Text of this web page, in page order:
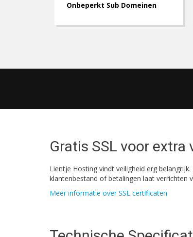
Onbeperkt Sub Domeinen
Gratis SSL voor extra
Lientje Hosting vindt veiligheid erg
klantenbestand of betalingen laat verrichten
Meer informatie over SSL certificaten